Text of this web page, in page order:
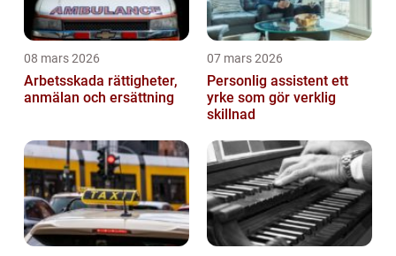
08 mars 2026
Arbetsskada rättigheter,
anmälan och ersättning
07 mars 2026
Personlig assistent ett
yrke som gör verklig
skillnad